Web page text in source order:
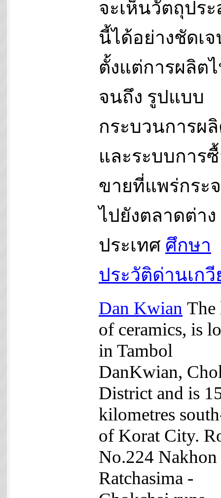
จะเห็นวัตถุปร
นี้ได้อย่างชัดเ
ตั้งแต่การผลิต
จนถึง รูปแบบ
กระบวนการผ
และระบบการ
ขายที่แพร่กระ
ไปยังตลาดต่าง
ประเทศ ศึกษา
ประวัติด่านเก
Dan Kwian The
of ceramics, is
in Tambol
DanKwian,
District and is
kilometres
of Korat City.
No.224 Nakhon
Ratchasima -